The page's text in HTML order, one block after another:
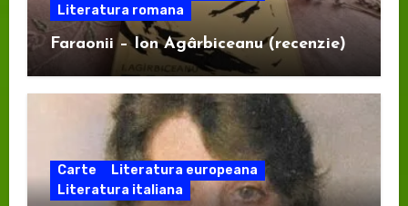
Literatura romana
Faraonii – Ion Agârbiceanu (recenzie)
Carte
Literatura europeana
Literatura italiana